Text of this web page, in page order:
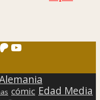
YouTube
cómic Edad Media